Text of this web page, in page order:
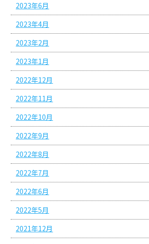
2023年6月
2023年4月
2023年2月
2023年1月
2022年12月
2022年11月
2022年10月
2022年9月
2022年8月
2022年7月
2022年6月
2022年5月
2021年12月